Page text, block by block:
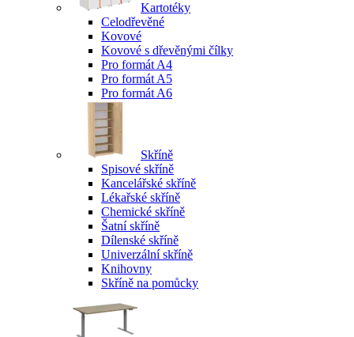
Kartotéky
Celodřevěné
Kovové
Kovové s dřevěnými čílky
Pro formát A4
Pro formát A5
Pro formát A6
Skříně
Spisové skříně
Kancelářské skříně
Lékařské skříně
Chemické skříně
Šatní skříně
Dílenské skříně
Univerzální skříně
Knihovny
Skříně na pomůcky